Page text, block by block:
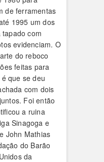
de ferramentas
1995 um dos
com
evidenciam. O
do reboco
feitas para
que se deu
com dois
Foi então
a ruina
Sinagoga e
John Mathias
do Barão
da